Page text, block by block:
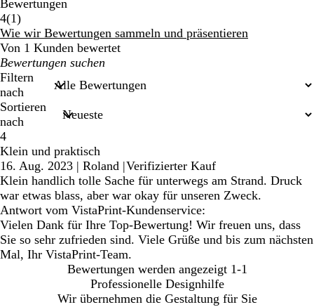
Bewertungen
4(11
Bewertungen
)
Wie wir Bewertungen sammeln und präsentieren
Von 1 Kunden bewertet
Meine
Sucheingaben
Filtern
nach
Sortieren
nach
4
Klein und praktisch
16. Aug. 2023 | Roland |Verifizierter Kauf
Klein handlich tolle Sache für unterwegs am Strand. Druck
war etwas blass, aber war okay für unseren Zweck.
Antwort vom VistaPrint-Kundenservice:
Vielen Dank für Ihre Top-Bewertung! Wir freuen uns, dass
Sie so sehr zufrieden sind. Viele Grüße und bis zum nächsten
Mal, Ihr VistaPrint-Team.
Bewertungen werden angezeigt 1-1
Professionelle Designhilfe
Wir übernehmen die Gestaltung für Sie